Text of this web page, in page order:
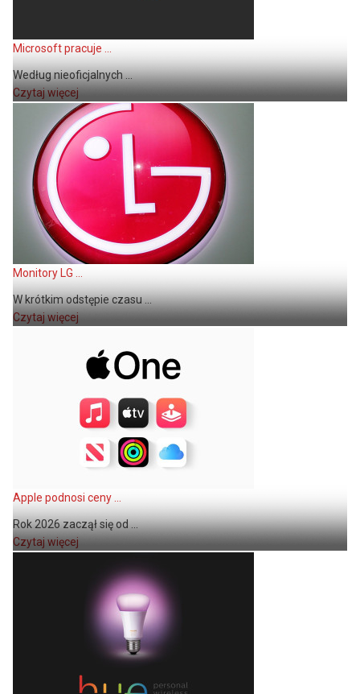
Microsoft pracuje ...
Według nieoficjalnych ...
Czytaj więcej
Monitory LG ...
W krótkim odstępie czasu ...
Czytaj więcej
Apple podnosi ceny ...
Rok 2026 zaczął się od ...
Czytaj więcej